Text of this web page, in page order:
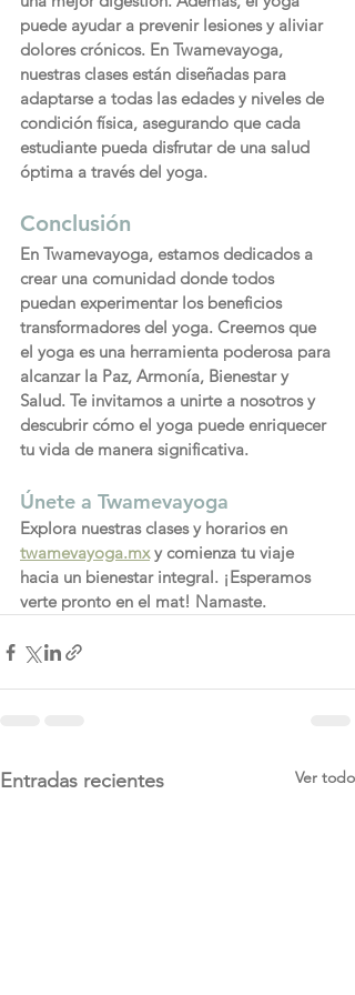
puede ayudar a prevenir lesiones y aliviar
dolores crónicos. En Twamevayoga,
nuestras clases están diseñadas para
adaptarse a todas las edades y niveles de
condición física, asegurando que cada
estudiante pueda disfrutar de una salud
óptima a través del yoga.
Conclusión
En Twamevayoga, estamos dedicados a
crear una comunidad donde todos
puedan experimentar los beneficios
transformadores del yoga. Creemos que
el yoga es una herramienta poderosa para
alcanzar la Paz, Armonía, Bienestar y
Salud. Te invitamos a unirte a nosotros y
descubrir cómo el yoga puede enriquecer
tu vida de manera significativa.
Únete a Twamevayoga
Explora nuestras clases y horarios en
twamevayoga.mx y comienza tu viaje
hacia un bienestar integral. ¡Esperamos
verte pronto en el mat! Namaste.
Entradas recientes Ver todo